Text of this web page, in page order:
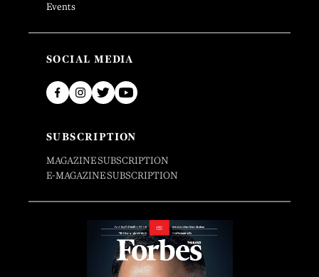
Events
SOCIAL MEDIA
SUBSCRIPTION
MAGAZINE SUBSCRIPTION
E-MAGAZINE SUBSCRIPTION